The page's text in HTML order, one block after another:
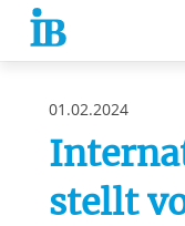
Springe zum Inhalt
01.02.2024
stellt